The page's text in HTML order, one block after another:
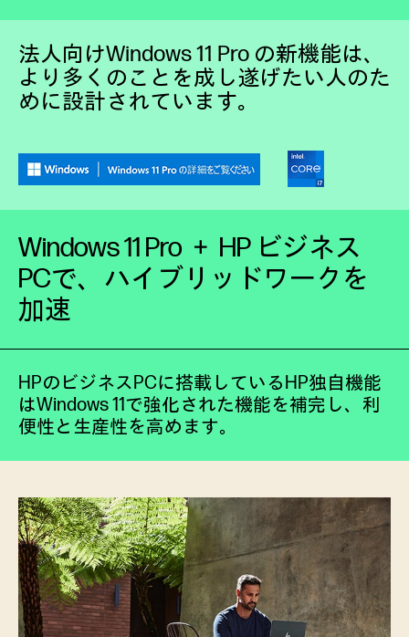
法人向けWindows 11 Pro の新機能は、
より多くのことを成し遂げたい人のた
めに設計されています。
Windows 11 Pro ＋ HP ビジネス
PCで、ハイブリッドワークを
加速
HPのビジネスPCに搭載しているHP独自機能
はWindows 11で強化された機能を補完し、利
便性と生産性を高めます。